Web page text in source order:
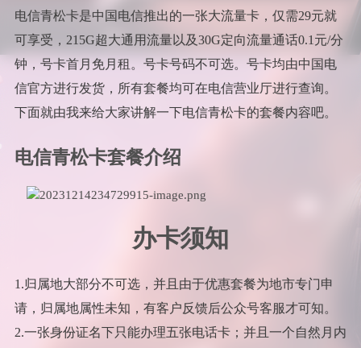
电信青松卡是中国电信推出的一张大流量卡，仅需29元就
可享受，215G超大通用流量以及30G定向流量通话0.1元/分
钟，号卡首月免月租。号卡号码不可选。号卡均由中国电
信官方进行发货，所有套餐均可在电信营业厅进行查询。
下面就由我来给大家讲解一下电信青松卡的套餐内容吧。
电信青松卡套餐介绍
办卡须知
1.归属地大部分不可选，并且由于优惠套餐为地市专门申
请，归属地属性未知，有客户反馈后公众号客服才可知。
2.一张身份证名下只能办理五张电话卡；并且一个自然月内